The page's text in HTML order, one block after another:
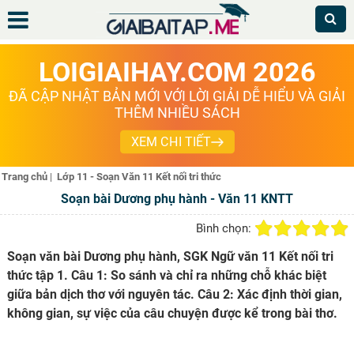
LOIGIAIHAY.COM 2026
ĐÃ CẬP NHẬT BẢN MỚI VỚI LỜI GIẢI DỄ HIỂU VÀ GIẢI
THÊM NHIỀU SÁCH
XEM CHI TIẾT
Trang chủ | Lớp 11 - Soạn Văn 11 Kết nối tri thức
Soạn bài Dương phụ hành - Văn 11 KNTT
Bình chọn:
Soạn văn bài Dương phụ hành, SGK Ngữ văn 11 Kết nối tri
thức tập 1. Câu 1: So sánh và chỉ ra những chỗ khác biệt
giữa bản dịch thơ với nguyên tác. Câu 2: Xác định thời gian,
không gian, sự việc của câu chuyện được kể trong bài thơ.